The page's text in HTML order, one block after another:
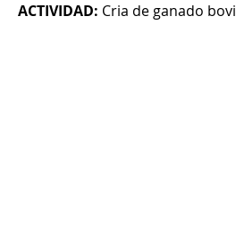
ACTIVIDAD: Cria de ganado